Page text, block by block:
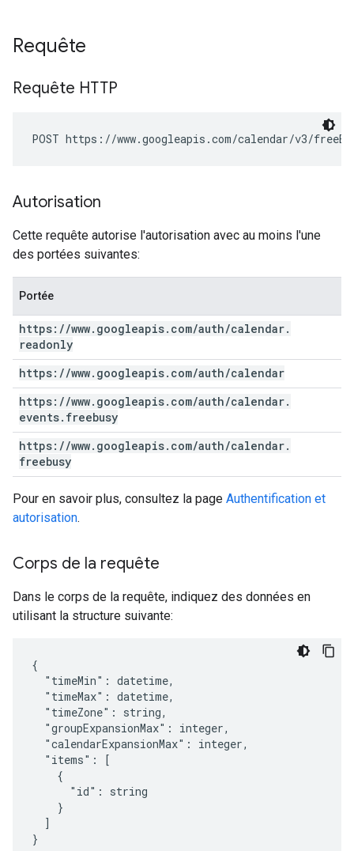
Requête
Requête HTTP
POST https://www.googleapis.com/calendar/v3/
Autorisation
Cette requête autorise l'autorisation avec au moins l'une
des portées suivantes:
Portée
https: //www. googleapis. com/auth/calendar.
readonly
https: //www. googleapis. com/auth/calendar
https: //www. googleapis. com/auth/calendar.
events. freebusy
https: //www. googleapis. com/auth/calendar.
freebusy
Pour en savoir plus, consultez la page Authentification et
autorisation.
Corps de la requête
Dans le corps de la requête, indiquez des données en
utilisant la structure suivante:
{
  "timeMin":
datetime,
  "timeMax":
datetime,
  "timeZone":
string,
  "groupExpansionMax":
integer,
  "calendarExpansionMax":
integer,
  "items": [
    {
      "id":
string
    }
  ]
}